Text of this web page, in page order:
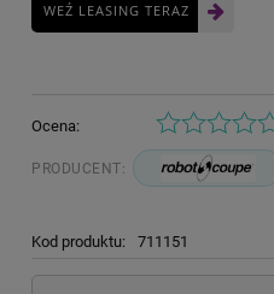
WEŹ LEASING TERAZ
Ocena:
PRODUCENT:
Kod produktu: 711151